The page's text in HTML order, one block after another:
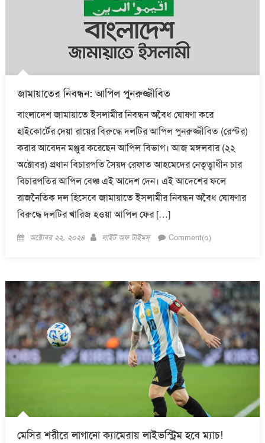
জামায়াতের নিবন্ধন: আপিল পুনরুজ্জীবিত
বাংলাদেশ জামায়াতে ইসলামীর নিবন্ধন অবৈধ ঘোষণা করে
হাইকোর্টের দেয়া রায়ের বিরুদ্ধে দলটির আপিল পুনরুজ্জীবিত (রেস্টর)
করার আবেদন মঞ্জুর করেছেন আপিল বিভাগ। আজ মঙ্গলবার (২২
অক্টোবর) প্রধান বিচারপতি সৈয়দ রেফাত আহমেদের নেতৃত্বাধীন চার
বিচারপতির আপিল বেঞ্চ এই আদেশ দেন। এই আদেশের ফলে
রাজনৈতিক দল হিসেবে জামায়াতে ইসলামীর নিবন্ধন অবৈধ ঘোষণার
বিরুদ্ধে দলটির খারিজ হওয়া আপিল ফের […]
Posted
অক্টোবর ২২, ২০২৪ Author
লাইট অফ টাইমস্ Comment(০)
মেসির শরীরে লাগানো ক্যামেরায় লাইভস্ট্রিম হবে ম্যাচ!